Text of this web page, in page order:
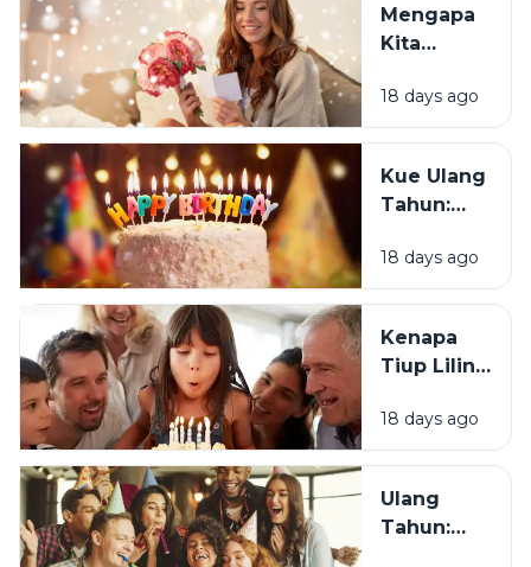
Merasa
Sedih Saat
Tahun?
Mengapa
Kita
Mendapat
Ucapan
Tahun?
18 days ago
Kue Ulang
Tahun:
Tradisi Ini
Berawal?
18 days ago
Kenapa
Tiup Lilin
Tradisi
Saat Ulang
18 days ago
Ulang
Tahun: